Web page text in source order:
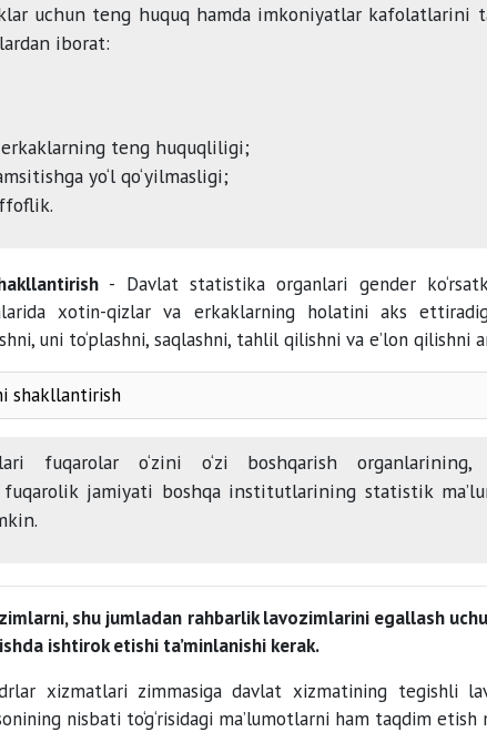
uchun teng huquq hamda imkoniyatlar kafolatlarini
iborat:
teng huquqliligi;
yo‘l qo‘yilmasligi;
- Davlat statistika organlari gender
xotin-qizlar va erkaklarning holatini aks
uni to‘plashni, saqlashni, tahlil qilishni va e’lon qilishni
shakllantirish
fuqarolar o‘zini o‘zi boshqarish
jamiyati boshqa institutlarining statistik
shu jumladan rahbarlik lavozimlarini egallash
ishtirok etishi ta’minlanishi kerak.
xizmatlari zimmasiga davlat xizmatining tegishli
nisbati to‘g‘risidagi ma’lumotlarni ham taqdim